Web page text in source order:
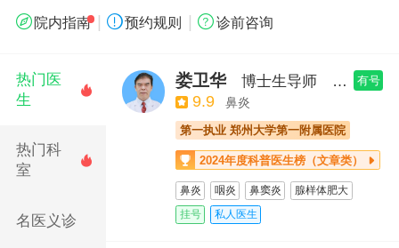
 院内指南 预约规则 诊前咨询
热门医
生

热门科
室

名医义诊
娄卫华 博士生导师 主任医师
有号
9.9 鼻炎
第一执业 郑州大学第一附属医院
2024年度科普医生榜（文章类） 
鼻炎 咽炎 鼻窦炎
腺样体肥大
扁桃体肥大
鼾症
挂号 私人医生